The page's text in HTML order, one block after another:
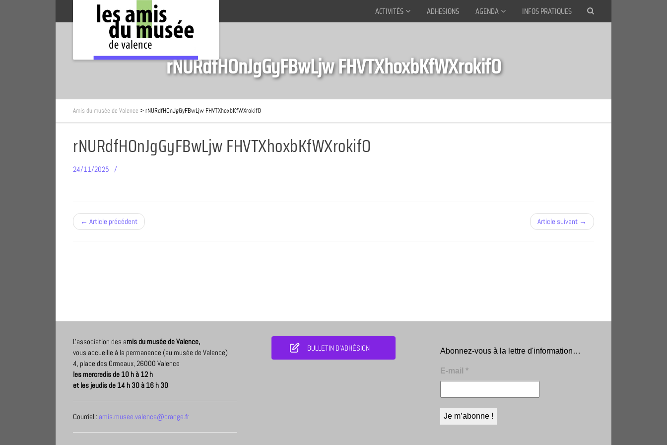
ACTIVITÉS ADHESIONS AGENDA INFOS PRATIQUES
rNURdfHOnJgGyFBwLjw FHVTXhoxbKfWXrokifO
Amis du musée de Valence >rNURdfHOnJgGyFBwLjw FHVTXhoxbKfWXrokifO
rNURdfHOnJgGyFBwLjw FHVTXhoxbKfWXrokifO
24/11/2025
← Article précédent Article suivant →
L'association des amis du musée de Valence,
vous accueille à la permanence (au musée de Valence)
4, place des Ormeaux, 26000 Valence
les mercredis de 10 h à 12 h
et les jeudis de 14 h 30 à 16 h 30
Courriel : amis.musee.valence@orange.fr
BULLETIN D'ADHÉSION Abonnez-vous à la lettre d'information…
E-mail *